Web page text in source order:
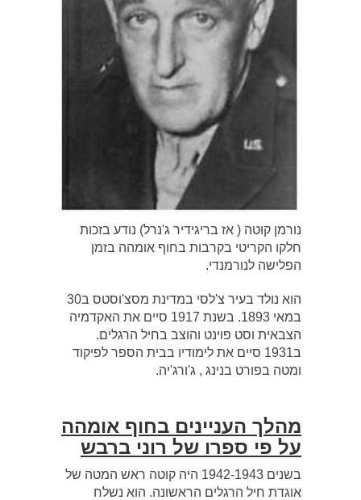
נורמן קוטה ( אז בריגידיר ג'נרל) נודע בזכות
חלקו הקריטי בקרבות בחוף אומהה בזמן
הפלישה לנורמנדי.
הוא נולד בעיר צ'לסי במדינת מסצ'וסטס ב30
במאי 1893. בשנת 1917 סיים את האקדמיה
הצבאית וסט פוינט והוצב בחיל הרגלים.
ב1931 סיים את לימודיו בבית הספר לפיקוד
ומטה בפורט בנינג , ג'ורג'יה.
מהלך העניינים בחוף אומהה
על פי ספרו של רוני ברבש
בשנים 1942-1943 היה קוטה ראש המטה של
אוגדת חיל הרגלים הראשונה. הוא נשלח